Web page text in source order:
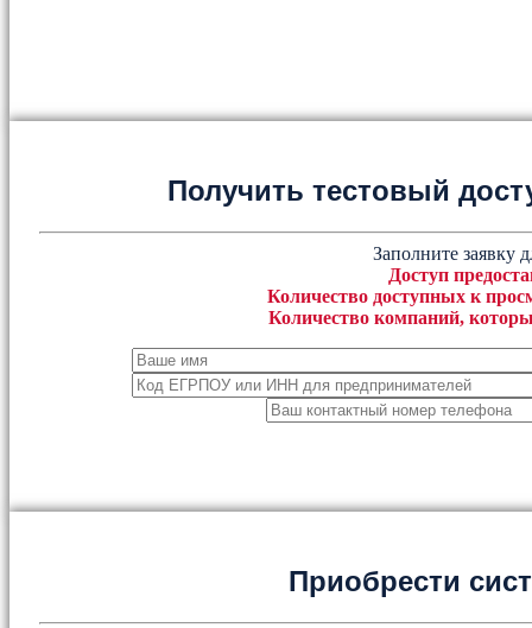
Получить тестовый
Заполните заявку
Доступ
Количество доступных к
Количество компаний,
Приобрести